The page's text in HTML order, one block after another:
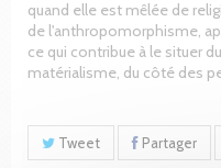
quand elle est mêlée de
de l'anthropomorphisme,
ce qui contribue à le situer
matérialisme, du côté des
Tweet Partager